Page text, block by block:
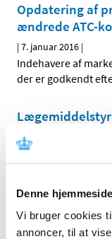
Denne
Vi bruger cookies
annoncer, til at
Opdatering af
ændrede ATC-
|7. januar 2016 |
Indehavere af
der er godkendt
4. januar 2016
hjemmeside –
1